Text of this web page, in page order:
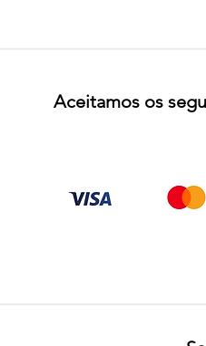
Aceitamos os